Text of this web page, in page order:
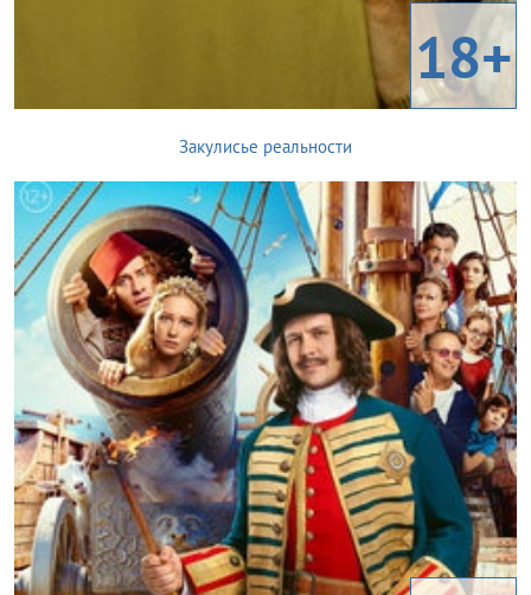
18+
Закулисье реальности